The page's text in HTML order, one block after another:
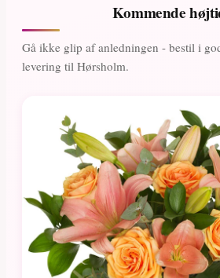
Kommende
Gå ikke glip af anledningen - bestil i
levering til Hørsholm.